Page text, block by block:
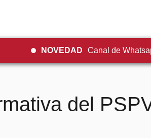
NOVEDAD Canal de
del